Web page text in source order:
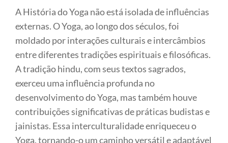
A História do Yoga não está isolada de influências
externas. O Yoga, ao longo dos séculos, foi
moldado por interações culturais e intercâmbios
entre diferentes tradições espirituais e filosóficas.
A tradição hindu, com seus textos sagrados,
exerceu uma influência profunda no
desenvolvimento do Yoga, mas também houve
contribuições significativas de práticas budistas e
jainistas. Essa interculturalidade enriqueceu o
Yoga, tornando-o um caminho versátil e adaptável